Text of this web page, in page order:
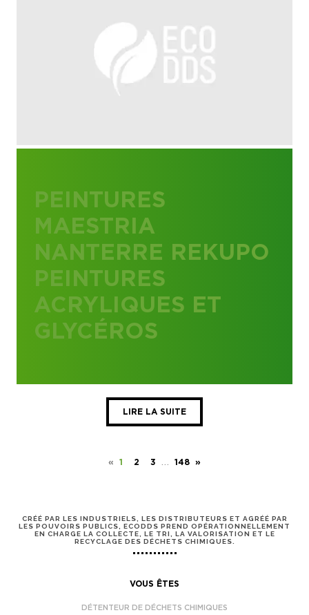
PEINTURES
MAESTRIA
NANTERRE REKUPO
PEINTURES
ACRYLIQUES ET
GLYCÉROS
LIRE LA SUITE
« 1 2 3 148 »
CRÉÉ PAR LES INDUSTRIELS, LES DISTRIBUTEURS ET AGRÉÉ PAR
LES POUVOIRS PUBLICS, ECODDS PREND OPÉRATIONNELLEMENT
EN CHARGE LA COLLECTE, LE TRI, LA VALORISATION ET LE
RECYCLAGE DES DÉCHETS CHIMIQUES.
VOUS ÊTES
DÉTENTEUR DE DÉCHETS CHIMIQUES